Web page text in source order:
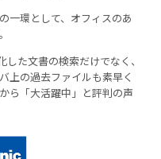
一環として、オフィスのあ
した文書の検索だけでなく、
上の過去ファイルも素早く
ら「大活躍中」と評判の声